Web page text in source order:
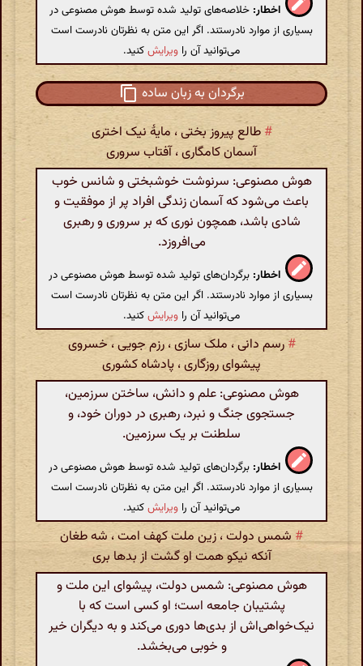
اخطار: خلاصه‌های تولید شده توسط هوش مصنوعی در
بسیاری از موارد نادرستند. اگر این متن به نظرتان نادرست است
می‌توانید آن را ویرایشکنید.
برگردان به زبان ساده
# طالع پیروز بختی ، مایۀ نیک اختری
آسمان کامگاری ، آفتاب سروری
هوش مصنوعی: سرنوشت خوشبختی و شانس خوب
باعث می‌شود که آسمان زندگی افراد پر از موفقیت و
شادی باشد، همچون نوری که بر سروری و رهبری
می‌افروزد.
اخطار: برگردان‌های تولید شده توسط هوش مصنوعی در
بسیاری از موارد نادرستند. اگر این متن به نظرتان نادرست است
می‌توانید آن را ویرایشکنید.
#رسم دانی ، ملک سازی ، رزم جویی ، خسروی
پیشوای روزگاری ، پادشاه کشوری
هوش مصنوعی: علم و دانش، ساختن سرزمین،
جستجوی جنگ و نبرد، رهبری در دوران خود، و
سلطنت بر یک سرزمین.
اخطار: برگردان‌های تولید شده توسط هوش مصنوعی در
بسیاری از موارد نادرستند. اگر این متن به نظرتان نادرست است
می‌توانید آن را ویرایشکنید.
#شمس دولت ، زین ملت کهف امت ، شه طغان
آنکه نیکو همت او گشت از بدها بری
هوش مصنوعی: شمس دولت، پیشوای این ملت و
پشتیبان جامعه است؛ او کسی است که با
نیک‌خواهی‌اش از بدی‌ها دوری می‌کند و به دیگران خیر
و خوبی می‌بخشد.